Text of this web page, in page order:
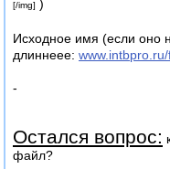
[/img] )
Исходное имя (если оно
длиннеее:
-
Остался вопрос:
файл?